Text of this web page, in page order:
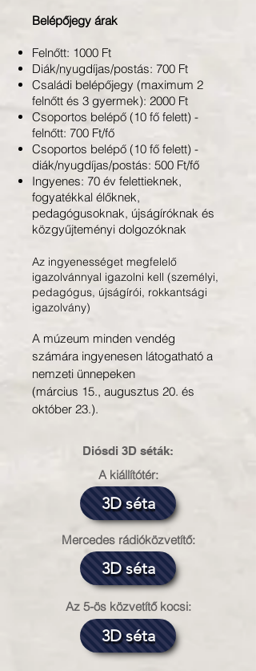
Belépőjegy árak
Felnőtt: 1000 Ft
Diák/nyugdíjas/postás: 700 Ft
Családi belépőjegy (maximum 2
felnőtt és 3 gyermek): 2000 Ft
Csoportos belépő (10 fő felett) -
felnőtt: 700 Ft/fő
Csoportos belépő (10 fő felett) -
diák/nyugdíjas/postás: 500 Ft/fő
Ingyenes: 70 év felettieknek,
fogyatékkal élőknek,
pedagógusoknak, újságíróknak és
közgyűjteményi dolgozóknak
Az ingyenességet megfelelő
igazolvánnyal igazolni kell (személyi,
pedagógus, újságírói, rokkantsági
igazolvány)
​A múzeum minden vendég
számára ingyenesen látogatható a
nemzeti ünnepeken
(március 15., augusztus 20. és
október 23.).
Diósdi 3D séták:
A kiállítótér:
3D séta
Mercedes rádióközvetítő:
3D séta
Az 5-ös közvetítő kocsi:
3D séta